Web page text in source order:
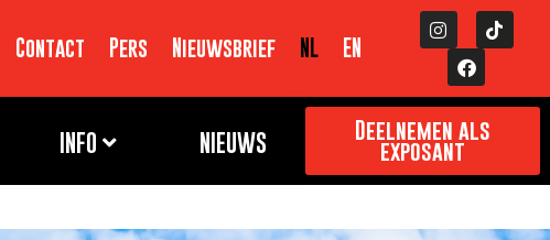
Contact Pers Nieuwsbrief NL EN
INFO NIEUWS Deelnemen als
exposant